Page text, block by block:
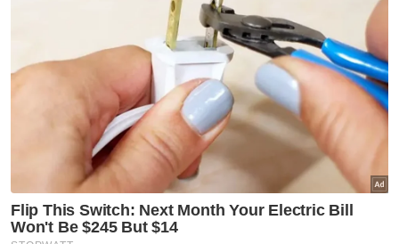
Berita Telus & Tulus menerusi E-Mel setiap
"DBKL turut melancarkan Ruang Penjaja
Madani, satu garis panduan untuk mana-
mana projek pembangunan baru bagi